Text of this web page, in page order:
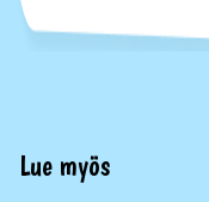
Lue myös